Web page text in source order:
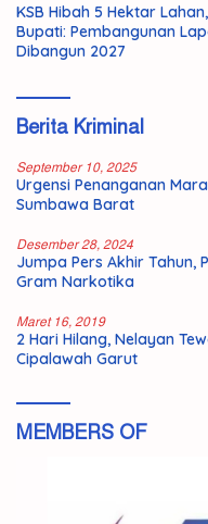
KSB Hibah 5 Hektar Lahan,
Bupati: Pembangunan
Dibangun 2027
Berita Kriminal
September 10, 2025
Urgensi Penanganan
Sumbawa Barat
Desember 28, 2024
Jumpa Pers Akhir Tahun,
Gram Narkotika
Maret 16, 2019
2 Hari Hilang, Nelayan
Cipalawah Garut
MEMBERS OF